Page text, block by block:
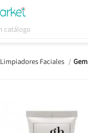
Limpiadores Faciales